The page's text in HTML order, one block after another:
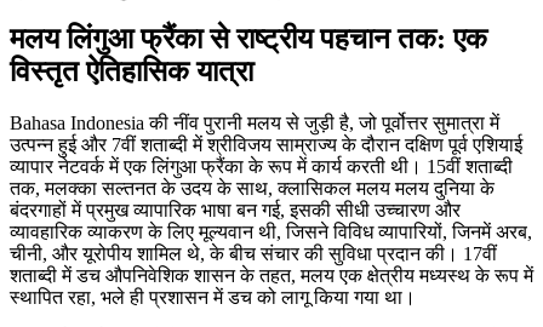
मलय लिंगुआ फ्रैंका से राष्ट्रीय पहचान तक: एक
विस्तृत ऐतिहासिक यात्रा
Bahasa Indonesia की नींव पुरानी मलय से जुड़ी है, जो पूर्वोत्तर सुमात्रा में
उत्पन्न हुई और 7वीं शताब्दी में श्रीविजय साम्राज्य के दौरान दक्षिण पूर्व एशियाई
व्यापार नेटवर्क में एक लिंगुआ फ्रैंका के रूप में कार्य करती थी। 15वीं शताब्दी
तक, मलक्का सल्तनत के उदय के साथ, क्लासिकल मलय मलय दुनिया के
बंदरगाहों में प्रमुख व्यापारिक भाषा बन गई, इसकी सीधी उच्चारण और
व्यावहारिक व्याकरण के लिए मूल्यवान थी, जिसने विविध व्यापारियों, जिनमें अरब,
चीनी, और यूरोपीय शामिल थे, के बीच संचार की सुविधा प्रदान की। 17वीं
शताब्दी में डच औपनिवेशिक शासन के तहत, मलय एक क्षेत्रीय मध्यस्थ के रूप में
स्थापित रहा, भले ही प्रशासन में डच को लागू किया गया था।